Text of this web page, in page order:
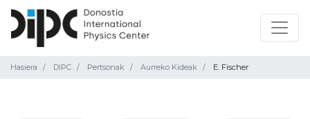
Hasiera DIPC Pertsonak Aurreko Kideak E. Fischer